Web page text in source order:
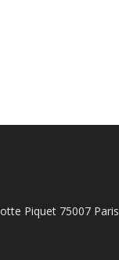
Piquet 75007 Paris